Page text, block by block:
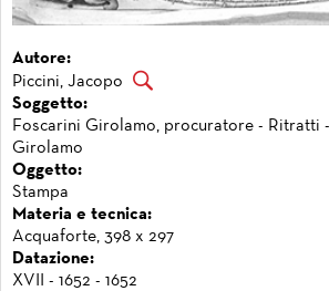
Autore:
Piccini, Jacopo
Soggetto:
Foscarini Girolamo, procuratore - Ritratti
Girolamo
Oggetto:
Stampa
Materia e tecnica:
Acquaforte, 398 x 297
Datazione:
XVII - 1652 - 1652